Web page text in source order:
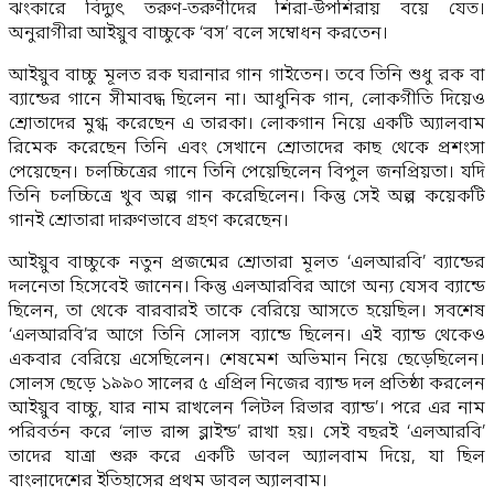
ঝংকারে বিদ্যুৎ তরুণ-তরুণীদের শিরা-উপশিরায় বয়ে যেত।
অনুরাগীরা আইয়ুব বাচ্চুকে ‘বস’ বলে সম্বোধন করতেন।
আইয়ুব বাচ্চু মূলত রক ঘরানার গান গাইতেন। তবে তিনি শুধু রক বা
ব্যান্ডের গানে সীমাবদ্ধ ছিলেন না। আধুনিক গান, লোকগীতি দিয়েও
শ্রোতাদের মুগ্ধ করেছেন এ তারকা। লোকগান নিয়ে একটি অ্যালবাম
রিমেক করেছেন তিনি এবং সেখানে শ্রোতাদের কাছ থেকে প্রশংসা
পেয়েছেন। চলচ্চিত্রের গানে তিনি পেয়েছিলেন বিপুল জনপ্রিয়তা। যদি
তিনি চলচ্চিত্রে খুব অল্প গান করেছিলেন। কিন্তু সেই অল্প কয়েকটি
গানই শ্রোতারা দারুণভাবে গ্রহণ করেছেন।
আইয়ুব বাচ্চুকে নতুন প্রজন্মের শ্রোতারা মূলত ‘এলআরবি’ ব্যান্ডের
দলনেতা হিসেবেই জানেন। কিন্তু এলআরবির আগে অন্য যেসব ব্যান্ডে
ছিলেন, তা থেকে বারবারই তাকে বেরিয়ে আসতে হয়েছিল। সবশেষ
‘এলআরবি’র আগে তিনি সোলস ব্যান্ডে ছিলেন। এই ব্যান্ড থেকেও
একবার বেরিয়ে এসেছিলেন। শেষমেশ অভিমান নিয়ে ছেড়েছিলেন।
সোলস ছেড়ে ১৯৯০ সালের ৫ এপ্রিল নিজের ব্যান্ড দল প্রতিষ্ঠা করলেন
আইয়ুব বাচ্চু, যার নাম রাখলেন ‘লিটল রিভার ব্যান্ড’। পরে এর নাম
পরিবর্তন করে ‘লাভ রান্স ব্লাইন্ড’ রাখা হয়। সেই বছরই ‘এলআরবি’
তাদের যাত্রা শুরু করে একটি ডাবল অ্যালবাম দিয়ে, যা ছিল
বাংলাদেশের ইতিহাসের প্রথম ডাবল অ্যালবাম।